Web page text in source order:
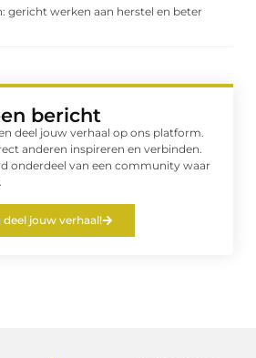
gericht werken aan herstel en beter
bericht
deel jouw verhaal op ons platform.
anderen inspireren en verbinden.
onderdeel van een community waar
deel jouw verhaal!